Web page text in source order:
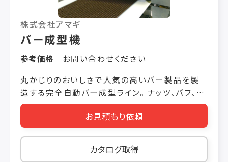
株式会社アマギ
バー成型機
参考価格
お問い合わせください
丸かじりのおいしさで人気の高いバー製品を製
造する完全自動バー成型ライン。 ナッツ、パフ、ド
ライフルーツ等の固体原料とチョコレートやキャ
ンディー等の液体原料を混合したものを成型、カ
ット、表面コーティングまで完全自動化しました。
１．固体原料や液体原料の変更及び混合比の変
更 ２．成型ロール取り替えによる製品形状及び寸
お見積もり依頼
カタログ取得